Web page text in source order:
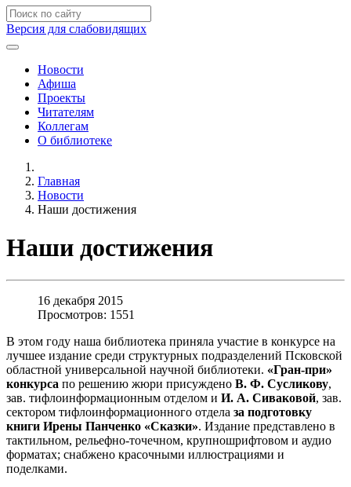
Версия для слабовидящих
Новости
Афиша
Проекты
Читателям
Коллегам
О библиотеке
Главная
Новости
Наши достижения
Наши достижения
16 декабря 2015
Просмотров: 1551
В этом году наша библиотека приняла участие в конкурсе на
лучшее издание среди структурных подразделений Псковской
областной универсальной научной библиотеки. «Гран-при»
конкурса по решению жюри присуждено В. Ф. Сусликову,
зав. тифлоинформационным отделом и И. А. Сиваковой, зав.
сектором тифлоинформационного отдела за подготовку
книги Ирены Панченко «Сказки». Издание представлено в
тактильном, рельефно-точечном, крупношрифтовом и аудио
форматах; снабжено красочными иллюстрациями и
поделками.